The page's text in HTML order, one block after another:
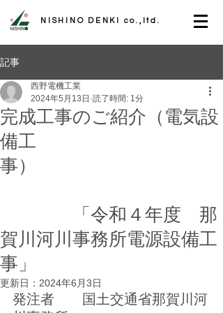
NISHINO DENKI co.,ltd.
記事
完成工事のご紹介（電気設
備工
事）
「令和４年度 那
賀川河川事務所電源設備工
事」
西野電機工業
2024年5月13日 読了時間: 1分
更新日： 2024年6月3日
発注者　　国土交通省那賀川河